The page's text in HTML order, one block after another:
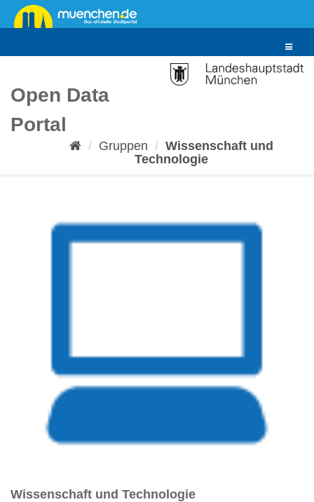
Überspringen
zum
Toggle
Open Data
Portal
Gruppen
Wissenschaft und
Technologie
Wissenschaft und Technologie